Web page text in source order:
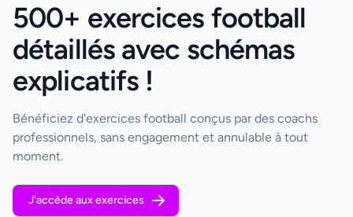
500+ exercices football
détaillés avec schémas
explicatifs !
Bénéficiez d'exercices football conçus par des coachs
professionnels, sans engagement et annulable à tout
moment.
J'accède aux exercices